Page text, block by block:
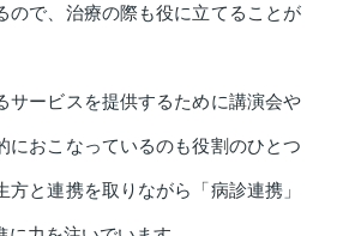
ので、治療の際も役に立てることが
サービスを提供するために講演会や
におこなっているのも役割のひとつ
方と連携を取りながら「病診連携」